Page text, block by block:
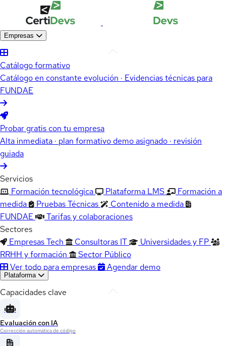
Empresas
Catálogo formativo
Catálogo en constante evolución · Evidencias técnicas para
FUNDAE
Probar gratis con tu empresa
Alta inmediata · plan formativo demo asignado · revisión
guiada
Servicios
Formación tecnológica
Plataforma LMS
Formación a
medida
Pruebas Técnicas
Contenido a medida
FUNDAE
Tarifas y colaboraciones
Sectores
Empresas Tech
Consultoras IT
Universidades y FP
RRHH y formación
Sector Público
Ver todo para empresas
Agendar demo
Plataforma
Capacidades clave
Evaluación con IA
Corrección automática de código